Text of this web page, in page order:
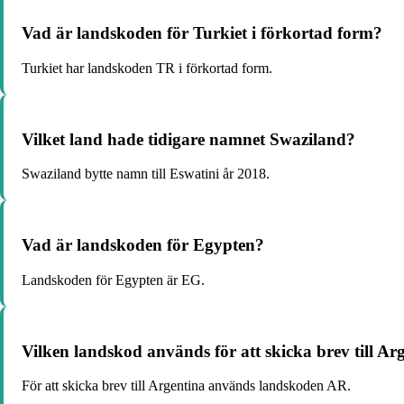
Vad är landskoden för Turkiet i förkortad form?
Turkiet har landskoden TR i förkortad form.
Vilket land hade tidigare namnet Swaziland?
Swaziland bytte namn till Eswatini år 2018.
Vad är landskoden för Egypten?
Landskoden för Egypten är EG.
Vilken landskod används för att skicka brev till
För att skicka brev till Argentina används landskoden AR.